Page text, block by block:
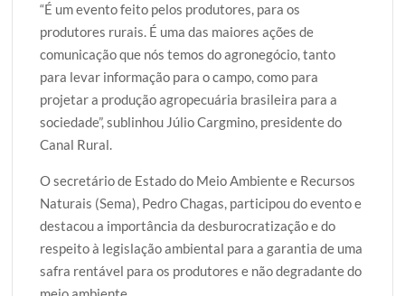
“É um evento feito pelos produtores, para os
produtores rurais. É uma das maiores ações de
comunicação que nós temos do agronegócio, tanto
para levar informação para o campo, como para
projetar a produção agropecuária brasileira para a
sociedade”, sublinhou Júlio Cargmino, presidente do
Canal Rural.
O secretário de Estado do Meio Ambiente e Recursos
Naturais (Sema), Pedro Chagas, participou do evento e
destacou a importância da desburocratização e do
respeito à legislação ambiental para a garantia de uma
safra rentável para os produtores e não degradante do